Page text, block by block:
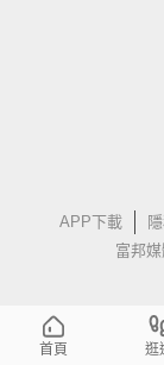
APP下載
富邦
首頁 逛